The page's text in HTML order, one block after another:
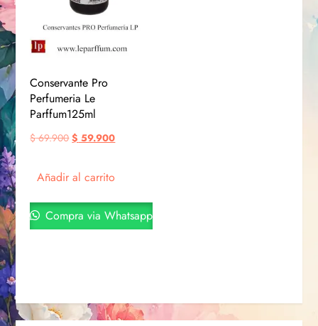
Conservante Pro
Perfumeria Le
Parffum125ml
$69.900 $ 59.900
Añadir al carrito
Compra via Whatsapp